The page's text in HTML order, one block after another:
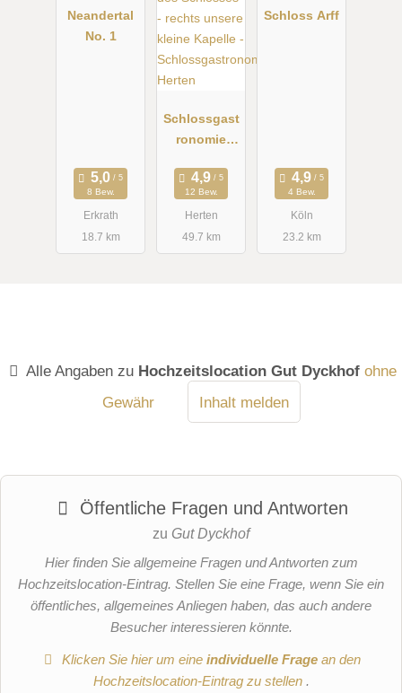
Neandertal
No. 1
8 Bew.
Erkrath
18.7 km
Schlossgast
ronomie
12 Bew.
Herten
49.7 km
Schloss Arff
4 Bew.
Köln
23.2 km
Alle Angaben zu Hochzeitslocation Gut Dyckhof ohne
Gewähr
Inhalt melden
Öffentliche Fragen und Antworten
zu Gut Dyckhof
Hier finden Sie allgemeine Fragen und Antworten zum
Hochzeitslocation-Eintrag. Stellen Sie eine Frage, wenn Sie ein
öffentliches, allgemeines Anliegen haben, das auch andere
Besucher interessieren könnte.
Klicken Sie hier um eineindividuelle Frage an den
Hochzeitslocation-Eintrag zu stellen .